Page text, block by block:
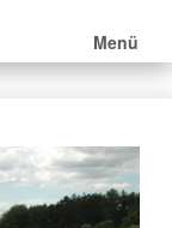
Menü